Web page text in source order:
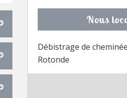
Nous
Débistrage de
Rotonde